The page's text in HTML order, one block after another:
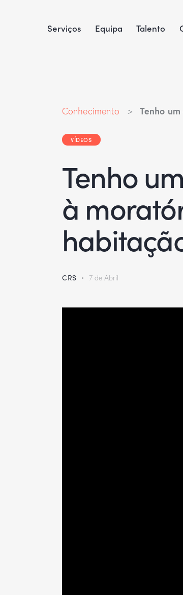
Serviços Equipa Talento
Conhecimento > Tenho
VÍDEOS
Tenho
à
CRS 7 de Abril